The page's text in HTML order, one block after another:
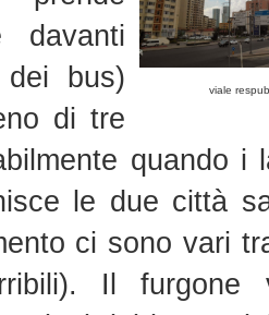
viale
davanti
bus)
di tre
quando i
le due città
ci sono vari
Il